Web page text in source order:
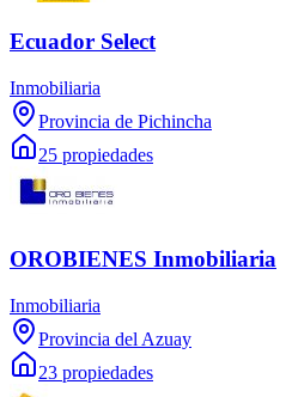
Ecuador Select
Inmobiliaria
Provincia de Pichincha
25 propiedades
OROBIENES Inmobiliaria
Inmobiliaria
Provincia del Azuay
23 propiedades